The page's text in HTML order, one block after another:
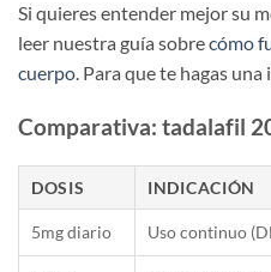
Si quieres entender mejor su
leer nuestra guía sobrecómo
cuerpo. Para que te hagas una
Comparativa: tadalafil
DOSIS INDICACIÓN
5mg diario Uso continuo